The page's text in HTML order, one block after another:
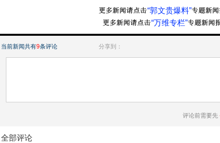
“郭文贵爆料”
“万维专栏”
当前新闻共有9条评论 分享到：
评论前需要先
全部评论